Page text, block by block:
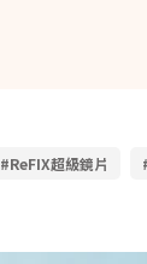
#ReFIX超級鏡片